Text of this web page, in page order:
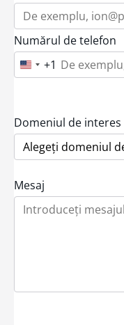
Numărul de telefon
U
n
d
S
t
a
s
+
1
+1
Domeniul de interes
Mesaj